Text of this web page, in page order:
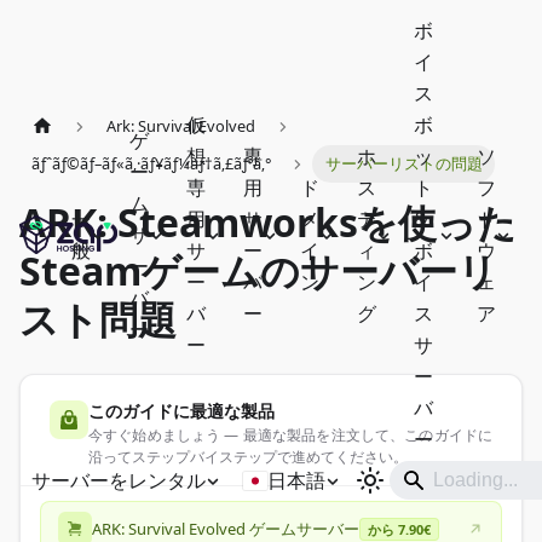
一
般
ゲ
ー
ム
サ
ー
バ
ー
仮
想
専
用
サ
ー
バ
ー
専
用
サ
ー
バ
ー
ド
メ
イ
ン
ホ
ス
テ
ィ
ン
グ
ボ
イ
ス
ボ
ッ
ト
&
ボ
イ
ス
サ
ー
バ
ー
ソ
フ
ト
ウ
ェ
ア
サーバーをレンタル 日本語
Ark: Survival Evolved
ãƒˆãƒ©ãƒ–ãƒ«ã‚·ãƒ¥ãƒ¼ãƒ†ã‚£ãƒ³ã‚°
サーバーリストの問題
ARK: Steamworksを使った
Steamゲームのサーバーリ
スト問題
このガイドに最適な製品
今すぐ始めましょう — 最適な製品を注文して、このガイドに
沿ってステップバイステップで進めてください。
ARK: Survival Evolved ゲームサーバー から 7.90€